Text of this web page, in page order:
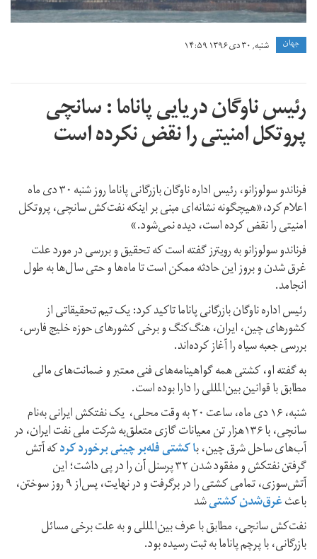
جهان شنبه, ۳۰ دی ۱۳۹۶ ۱۴:۵۹
رئیس ناوگان دریایی پاناما : سانچی
پروتکل امنیتی را نقض نکرده است
فرناندو سولوزانو،‌ رئیس اداره ناوگان بازرگانی پاناما روز شنبه ۳۰ دی ماه
اعلام کرد،‌«هیچگونه نشانه‌ای مبنی بر اینکه نفت‌کش سانچی،‌ پروتکل
امنیتی را نقض کرده است، دیده نمی‌شود.»
فرناندو سولوزانو به رویترز گفته است که تحقیق و بررسی در مورد علت
غرق شدن و بروز این حادثه ممکن است تا ماه‌ها و حتی سال‌ها به طول
انجامد.
رئیس اداره ناوگان بازرگانی پاناما تاکید کرد:‌ یک تیم تحقیقاتی از
کشورهای چین، ایران، هنگ‌کنگ و برخی کشورهای حوزه خلیج فارس،
بررسی جعبه سیاه را آغاز کرده‌اند.
به گفته او، کشتی همه گواهینامه‌های فنی معتبر و ضمانت‌های مالی
مطابق با قوانین بین‌المللی را دارا بوده است.
شنبه، ۱۶ دی ماه، ساعت ۲۰ به وقت محلی، یک نفتکش ایرانی به‌نام
سانچی، با ۱۳۶هزار تن معیانات گازی متعلق‌به شرکت ملی نفت ایران، در
آب‌های ساحل شرق چین، با کشتی فله‌بر چینی برخورد کردکه آتش
گرفتن نفتکش و مفقود شدن ۳۲ پرسنل آن را در پی ‌داشت؛ این
آتش‌سوزی، تمامی کشتی را در برگرفت و در نهایت، پس‌از ۹ روز سوختن،
باعثغرق‌شدن کشتیشد
نفت‌کش سانچی،‌ مطابق با عرف بین‌المللی و به علت برخی مسائل
بازرگانی، با پرچم پاناما به ثبت رسیده بود.